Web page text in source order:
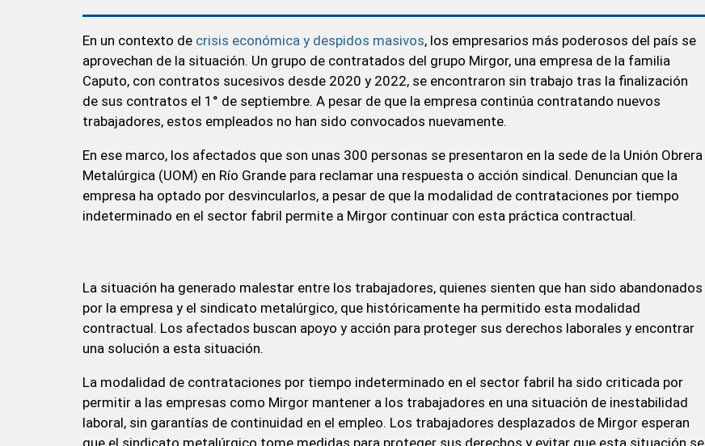
En un contexto de crisis económica y despidos masivos, los empresarios más poderosos del país se
aprovechan de la situación. Un grupo de contratados del grupo Mirgor, una empresa de la familia
Caputo, con contratos sucesivos desde 2020 y 2022, se encontraron sin trabajo tras la finalización
de sus contratos el 1° de septiembre. A pesar de que la empresa continúa contratando nuevos
trabajadores, estos empleados no han sido convocados nuevamente.
En ese marco, los afectados que son unas 300 personas se presentaron en la sede de la Unión Obrera
Metalúrgica (UOM) en Río Grande para reclamar una respuesta o acción sindical. Denuncian que la
empresa ha optado por desvincularlos, a pesar de que la modalidad de contrataciones por tiempo
indeterminado en el sector fabril permite a Mirgor continuar con esta práctica contractual.
La situación ha generado malestar entre los trabajadores, quienes sienten que han sido abandonados
por la empresa y el sindicato metalúrgico, que históricamente ha permitido esta modalidad
contractual. Los afectados buscan apoyo y acción para proteger sus derechos laborales y encontrar
una solución a esta situación.
La modalidad de contrataciones por tiempo indeterminado en el sector fabril ha sido criticada por
permitir a las empresas como Mirgor mantener a los trabajadores en una situación de inestabilidad
laboral, sin garantías de continuidad en el empleo. Los trabajadores desplazados de Mirgor esperan